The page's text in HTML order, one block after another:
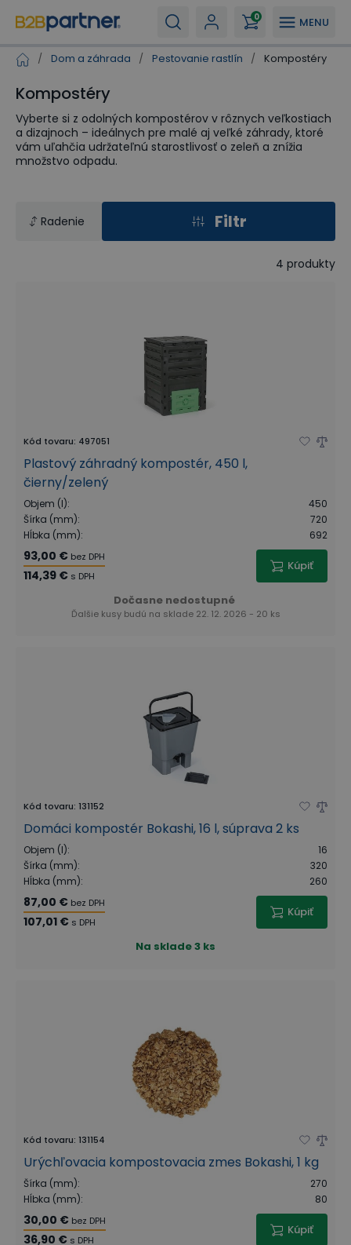
MENU
0
/ Dom a záhrada / Pestovanie rastlín / Kompostéry
Kompostéry
Vyberte si z odolných kompostérov v rôznych veľkostiach
a dizajnoch – ideálnych pre malé aj veľké záhrady, ktoré
vám uľahčia udržateľnú starostlivosť o zeleň a znížia
množstvo odpadu.
Radenie Filtr
4 produkty
Kód tovaru: 497051
Plastový záhradný kompostér, 450 l,
čierny/zelený
Objem (l):
450
Šírka (mm):
720
Hĺbka (mm): 692
93,00 € bez DPH
114,39 € s DPH
Kúpiť
Dočasne nedostupné
Ďalšie kusy budú na sklade 22. 12. 2026 - 20 ks
Kód tovaru: 131152
Domáci kompostér Bokashi, 16 l, súprava 2 ks
Objem (l):
16
Šírka (mm):
320
Hĺbka (mm): 260
87,00 € bez DPH
107,01 € s DPH
Kúpiť
Na sklade3 ks
Kód tovaru: 131154
Urýchľovacia kompostovacia zmes Bokashi, 1 kg
Šírka (mm):
270
Hĺbka (mm): 80
30,00 € bez DPH
36,90 € s DPH
Kúpiť